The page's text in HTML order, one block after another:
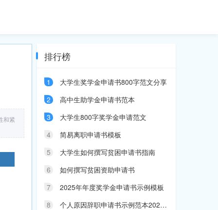
和紧
排行榜
1
大学生奖学金申请书800字范文分享
2
高中生助学金申请书范本
3
大学生800字奖学金申请范文
4
简易离职申请书模板
5
大学生如何撰写贫困申请书指南
6
如何撰写贫困资助申请书
7
2025年年度奖学金申请书示例模板
8
个人原因辞职申请书示例范本2025年